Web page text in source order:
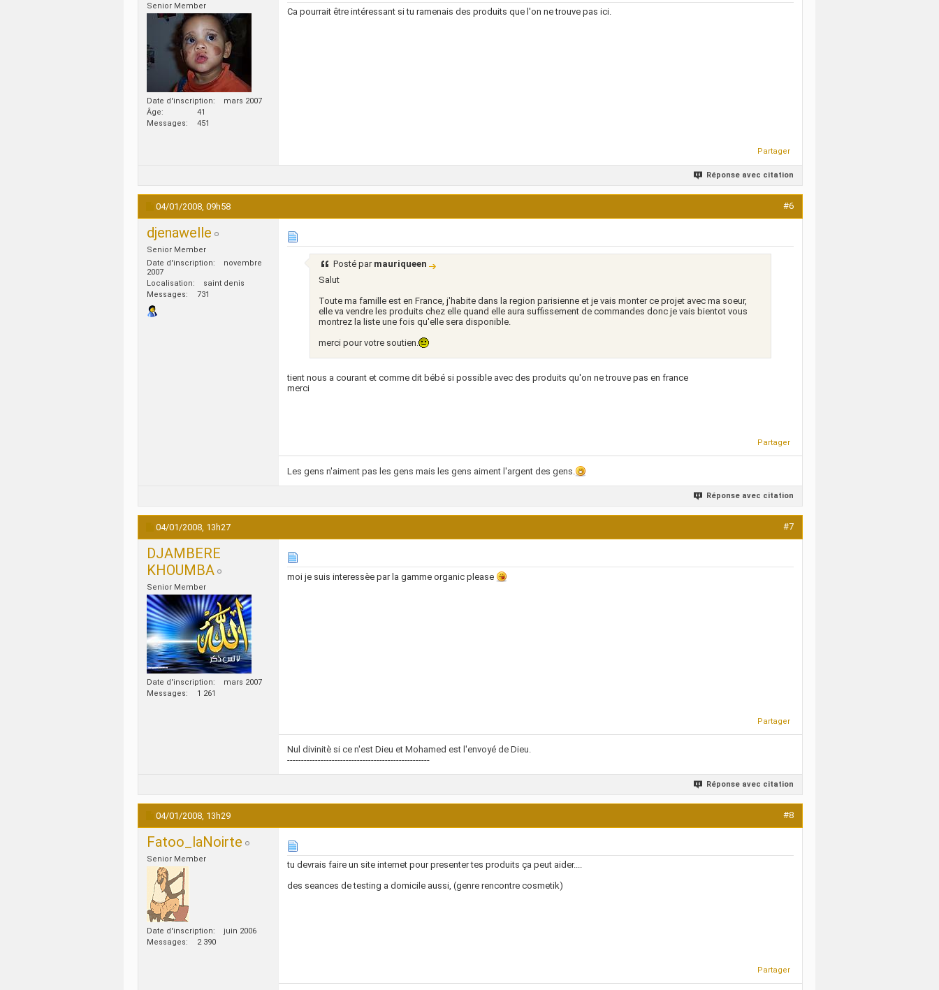
Senior Member
Date d'inscription
mars 2007
Âge
41
Messages
451
Ca pourrait être intéressant si tu ramenais des produits que l'on ne trouve pas ici.
Partager
Réponse avec citation
04/01/2008, 09h58 #6
djenawelle
Senior Member
Date d'inscription
novembre
2007
Localisation
saint denis
Messages
731
Posté par mauriqueen
Salut
Toute ma famille est en France, j'habite dans la region parisienne et je vais monter ce projet avec ma soeur,
elle va vendre les produits chez elle quand elle aura suffissement de commandes donc je vais bientot vous
montrez la liste une fois qu'elle sera disponible.
merci pour votre soutien.
tient nous a courant et comme dit bébé si possible avec des produits qu'on ne trouve pas en france
merci
Partager
Les gens n'aiment pas les gens mais les gens aiment l'argent des gens.
Réponse avec citation
04/01/2008, 13h27 #7
DJAMBERE
KHOUMBA
Senior Member
Date d'inscription
mars 2007
Messages
1 261
moi je suis interessèe par la gamme organic please
Partager
Nul divinitè si ce n'est Dieu et Mohamed est l'envoyé de Dieu.
---------------------------------------------------
Réponse avec citation
04/01/2008, 13h29 #8
Fatoo_laNoirte
Senior Member
Date d'inscription
juin 2006
Messages
2 390
tu devrais faire un site internet pour presenter tes produits ça peut aider....
des seances de testing a domicile aussi, (genre rencontre cosmetik)
Partager